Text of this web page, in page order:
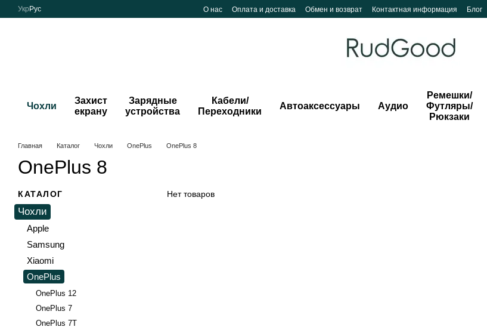
Перейти к основному контенту
Укр Рус О нас Оплата и доставка Обмен и возврат Контактная информация Блог
Чохли
Захист
екрану
Зарядные
устройства
Кабели/
Переходники
Автоаксессуары Аудио
Ремешки/
Футляры/
Рюкзаки
Главная Каталог Чохли OnePlus OnePlus 8
OnePlus 8
Нет товаров
КАТАЛОГ
Чохли
Apple
Samsung
Xiaomi
OnePlus
OnePlus 12
OnePlus 7
OnePlus 7T